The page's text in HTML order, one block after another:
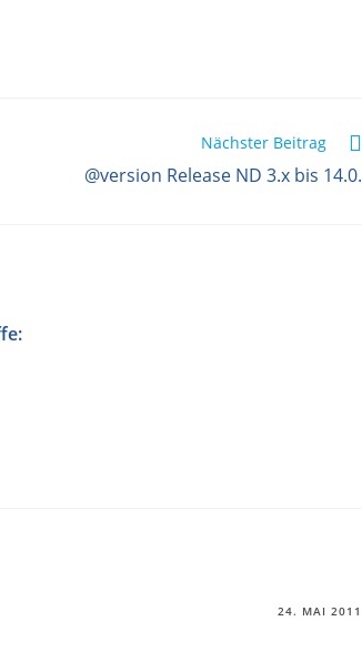
Nächster Beitrag
@version Release ND 3.x bis 14.0.
24. MAI 2011